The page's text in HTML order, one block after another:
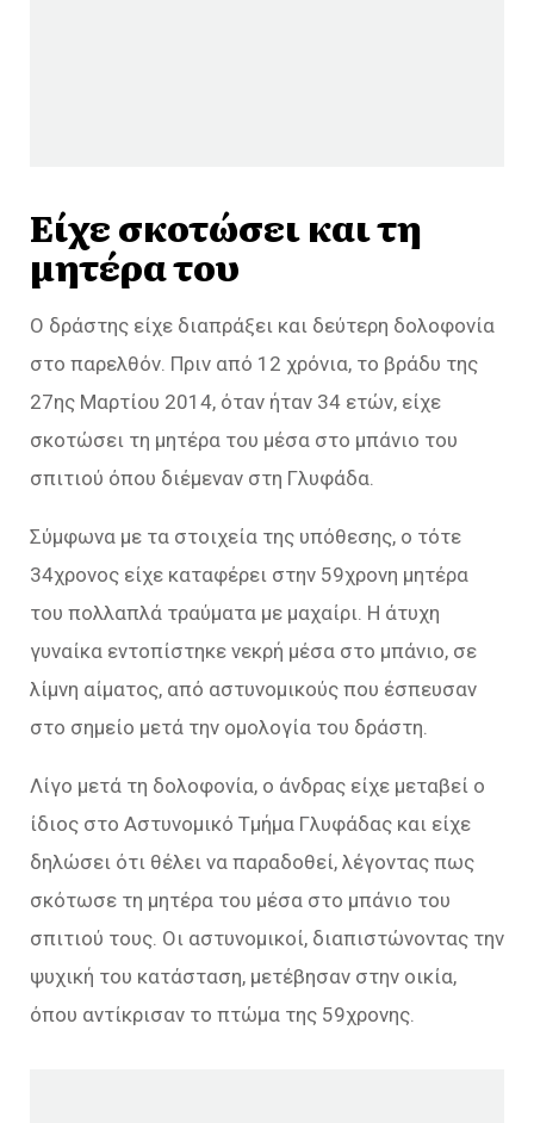
Είχε σκοτώσει και τη
μητέρα του
Ο δράστης είχε διαπράξει και δεύτερη δολοφονία
στο παρελθόν. Πριν από 12 χρόνια, το βράδυ της
27ης Μαρτίου 2014, όταν ήταν 34 ετών, είχε
σκοτώσει τη μητέρα του μέσα στο μπάνιο του
σπιτιού όπου διέμεναν στη Γλυφάδα.
Σύμφωνα με τα στοιχεία της υπόθεσης, ο τότε
34χρονος είχε καταφέρει στην 59χρονη μητέρα
του πολλαπλά τραύματα με μαχαίρι. Η άτυχη
γυναίκα εντοπίστηκε νεκρή μέσα στο μπάνιο, σε
λίμνη αίματος, από αστυνομικούς που έσπευσαν
στο σημείο μετά την ομολογία του δράστη.
Λίγο μετά τη δολοφονία, ο άνδρας είχε μεταβεί ο
ίδιος στο Αστυνομικό Τμήμα Γλυφάδας και είχε
δηλώσει ότι θέλει να παραδοθεί, λέγοντας πως
σκότωσε τη μητέρα του μέσα στο μπάνιο του
σπιτιού τους. Οι αστυνομικοί, διαπιστώνοντας την
ψυχική του κατάσταση, μετέβησαν στην οικία,
όπου αντίκρισαν το πτώμα της 59χρονης.